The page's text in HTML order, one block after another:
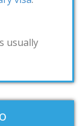
usually